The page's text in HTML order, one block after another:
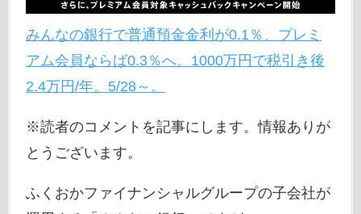
みんなの銀行で普通預金金利が0.1％、プレミ
アム会員ならば0.3％へ。1000万円で税引き後
2.4万円/年。5/28～。
※読者のコメントを記事にします。情報ありが
とうございます。
ふくおかファイナンシャルグループの子会社が